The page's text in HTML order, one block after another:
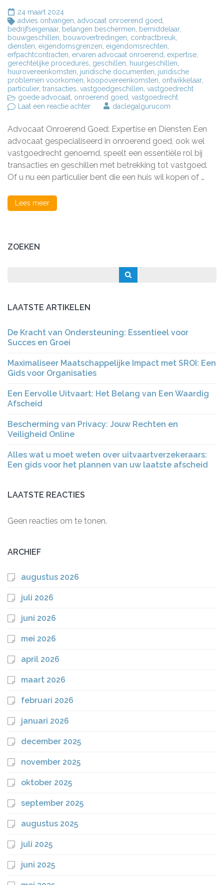
24 maart 2024
advies ontvangen advocaat onroerend goed
bedrijfseigenaar, belangen beschermen bemiddelaar,
bouwgeschillen
bouwovertredingen contractbreuk
diensten eigendomsgrenzen eigendomsrechten
erfpachtcontracten ervaren advocaat onroerend expertise
gerechtelijke procedures geschillen huurgeschillen
huurovereenkomsten juridische documenten juridische
problemen voorkomen
koopovereenkomsten ontwikkelaar,
particulier, transacties vastgoedgeschillen vastgoedrecht
goede advocaat onroerend goed vastgoedrecht
Laat een reactie achterop
van
een
Advocaat
Onroerend
Goed:
Expertise
en
daclegalgurucom
Advocaat Onroerend Goed: Expertise en Diensten Een
advocaat gespecialiseerd in onroerend goed, ook wel
vastgoedrecht genoemd, speelt een essentiële rol bij
transacties en geschillen met betrekking tot vastgoed.
Of u nu een particulier bent die een huis wil kopen of …
Lees meer
ZOEKEN
LAATSTE ARTIKELEN
De Kracht van Ondersteuning: Essentieel voor
Succes en Groei
Maximaliseer Maatschappelijke Impact met SROI: Een
Gids voor Organisaties
Een Eervolle Uitvaart: Het Belang van Een Waardig
Afscheid
Bescherming van Privacy: Jouw Rechten en
Veiligheid Online
Alles wat u moet weten over uitvaartverzekeraars:
Een gids voor het plannen van uw laatste afscheid
LAATSTE REACTIES
Geen reacties om te tonen.
ARCHIEF
augustus 2026
juli 2026
juni 2026
mei 2026
april 2026
maart 2026
februari 2026
januari 2026
december 2025
november 2025
oktober 2025
september 2025
augustus 2025
juli 2025
juni 2025